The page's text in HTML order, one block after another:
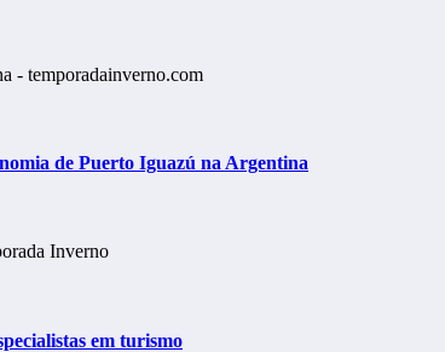
de Puerto Iguazú na Argentina
em turismo